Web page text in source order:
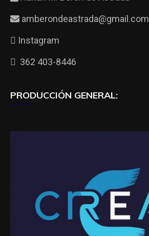
amberondeastrada@gmail.com
Instagram
362 403-8446
PRODUCCIÓN GENERAL: